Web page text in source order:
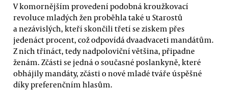
V komornějším provedení podobná kroužkovací
revoluce mladých žen proběhla také u Starostů
a nezávislých, kteří skončili třetí se ziskem přes
jedenáct procent, což odpovídá dvaadvaceti mandátům.
Z nich třináct, tedy nadpoloviční většina, připadne
ženám. Zčásti se jedná o současné poslankyně, které
obhájily mandáty, zčásti o nové mladé tváře úspěšné
díky preferenčním hlasům.